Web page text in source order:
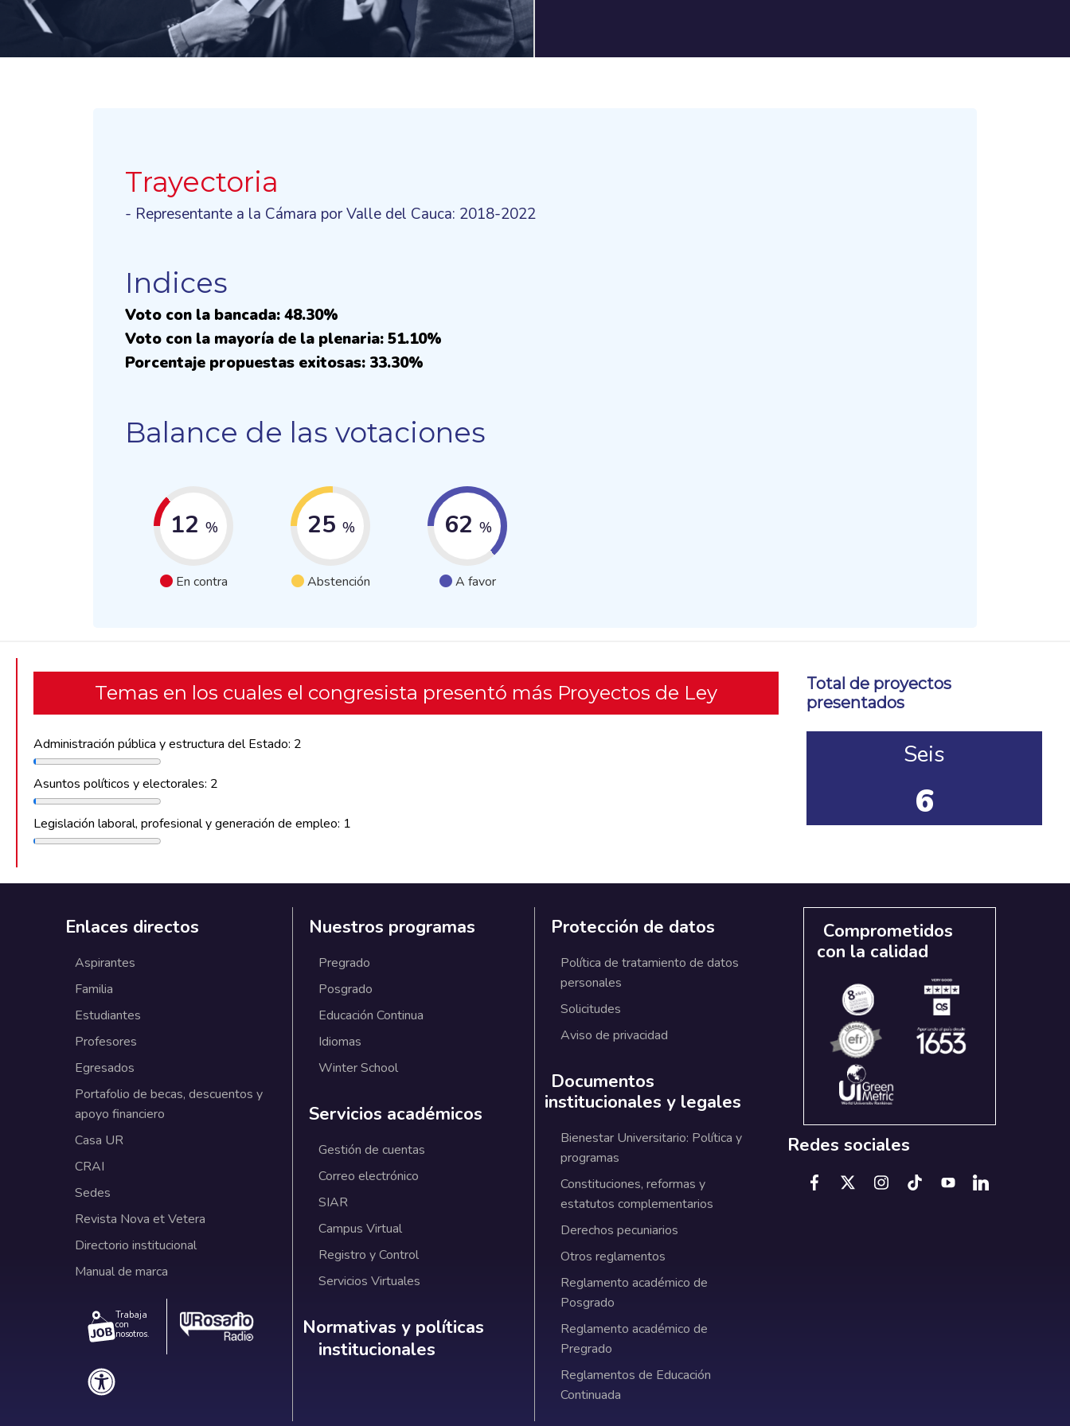
Trayectoria
- Representante a la Cámara por Valle del Cauca: 2018-2022
Indices
Voto con la bancada: 48.30%
Voto con la mayoría de la plenaria: 51.10%
Porcentaje propuestas exitosas: 33.30%
Balance de las votaciones
12 %
En contra
25 %
Abstención
62 %
A favor
Temas en los cuales el congresista presentó más Proyectos de Ley
Administración pública y estructura del Estado: 2
Asuntos políticos y electorales: 2
Legislación laboral, profesional y generación de empleo: 1
Total de proyectos
presentados
Seis
6
Enlaces directos
Aspirantes
Familia
Estudiantes
Profesores
Egresados
Portafolio de becas, descuentos y
apoyo financiero
Casa UR
CRAI
Sedes
Revista Nova et Vetera
Directorio institucional
Manual de marca
Trabaja
con
nosotros.
Nuestros programas
Pregrado
Posgrado
Educación Continua
Idiomas
Winter School
Servicios académicos
Gestión de cuentas
Correo electrónico
SIAR
Campus Virtual
Registro y Control
Servicios Virtuales
Normativas y políticas institucionales
Normativas y políticas
institucionales
Protección de datos
Política de tratamiento de datos
personales
Solicitudes
Aviso de privacidad
Documentos
institucionales y legales
Bienestar Universitario: Política y
programas
Constituciones, reformas y
estatutos complementarios
Derechos pecuniarios
Otros reglamentos
Reglamento académico de
Posgrado
Reglamento académico de
Pregrado
Reglamentos de Educación
Continuada
Comprometidos
con la calidad
Redes sociales